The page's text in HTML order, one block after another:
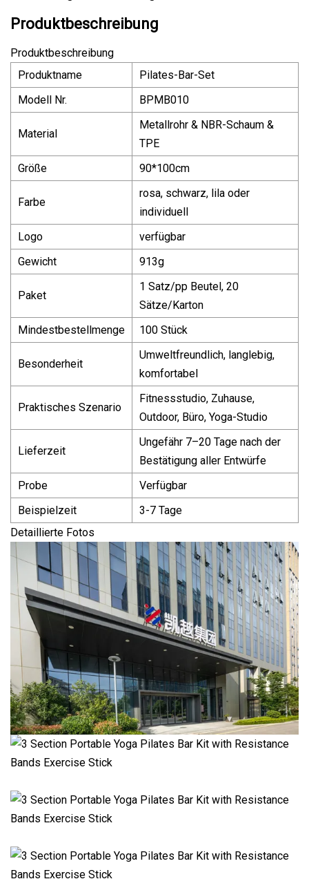
Produktbeschreibung
Produktbeschreibung
Produktname
Pilates-Bar-Set
Modell Nr.
BPMB010
Material
Metallrohr & NBR-Schaum &
TPE
Größe
90*100cm
Farbe
rosa, schwarz, lila oder
individuell
Logo
verfügbar
Gewicht
913g
Paket
1 Satz/pp Beutel, 20
Sätze/Karton
Mindestbestellmenge
100 Stück
Besonderheit
Umweltfreundlich, langlebig,
komfortabel
Praktisches Szenario
Fitnessstudio, Zuhause,
Outdoor, Büro, Yoga-Studio
Lieferzeit
Ungefähr 7–20 Tage nach der
Bestätigung aller Entwürfe
Probe
Verfügbar
Beispielzeit
3-7 Tage
Detaillierte Fotos